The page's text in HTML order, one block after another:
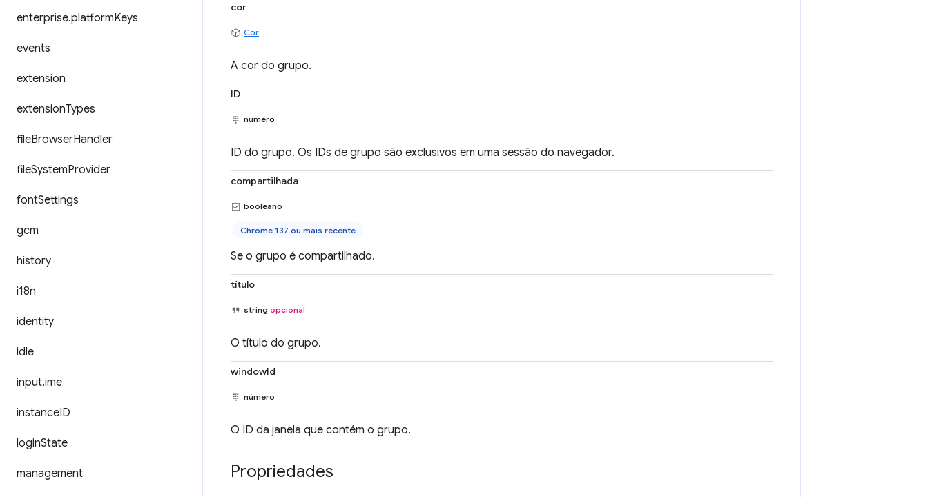
enterprise.platformKeys
events
extension
extensionTypes
fileBrowserHandler
fileSystemProvider
fontSettings
gcm
history
i18n
identity
idle
input.ime
instanceID
loginState
management
cor
Cor
A cor do grupo.
ID
número
ID do grupo. Os IDs de grupo são exclusivos em uma sessão do navegador.
compartilhada
booleano
Chrome 137 ou mais recente
Se o grupo é compartilhado.
título
string opcional
O título do grupo.
windowId
número
O ID da janela que contém o grupo.
Propriedades